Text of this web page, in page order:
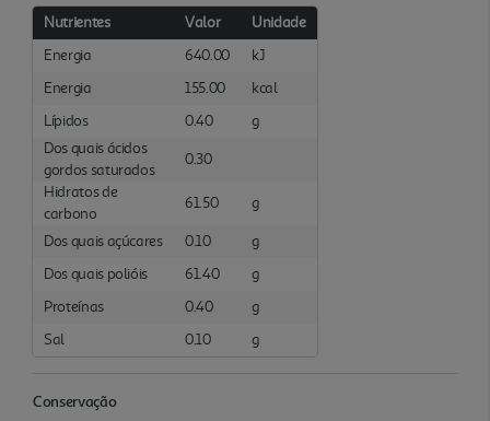
Nutrientes Valor
Unidade
Energia
640.00
kJ
Energia
155.00
kcal
Lípidos
0.40
g
Dos quais ácidos
gordos saturados
0.30
Hidratos de
carbono
61.50 g
Dos quais açúcares 0.10
g
Dos quais polióis
61.40
g
Proteínas
0.40
g
Sal
0.10 g
Conservação